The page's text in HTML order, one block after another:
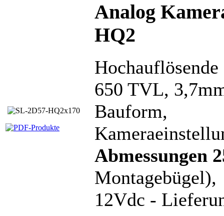
Analog
HQ2
650 TVL,
Bauform,
Abmessungen
Montagebügel),
12Vdc -